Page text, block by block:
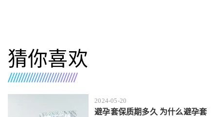
猜你喜欢
2024-05-20
避孕套保质期多久 为什么避孕套